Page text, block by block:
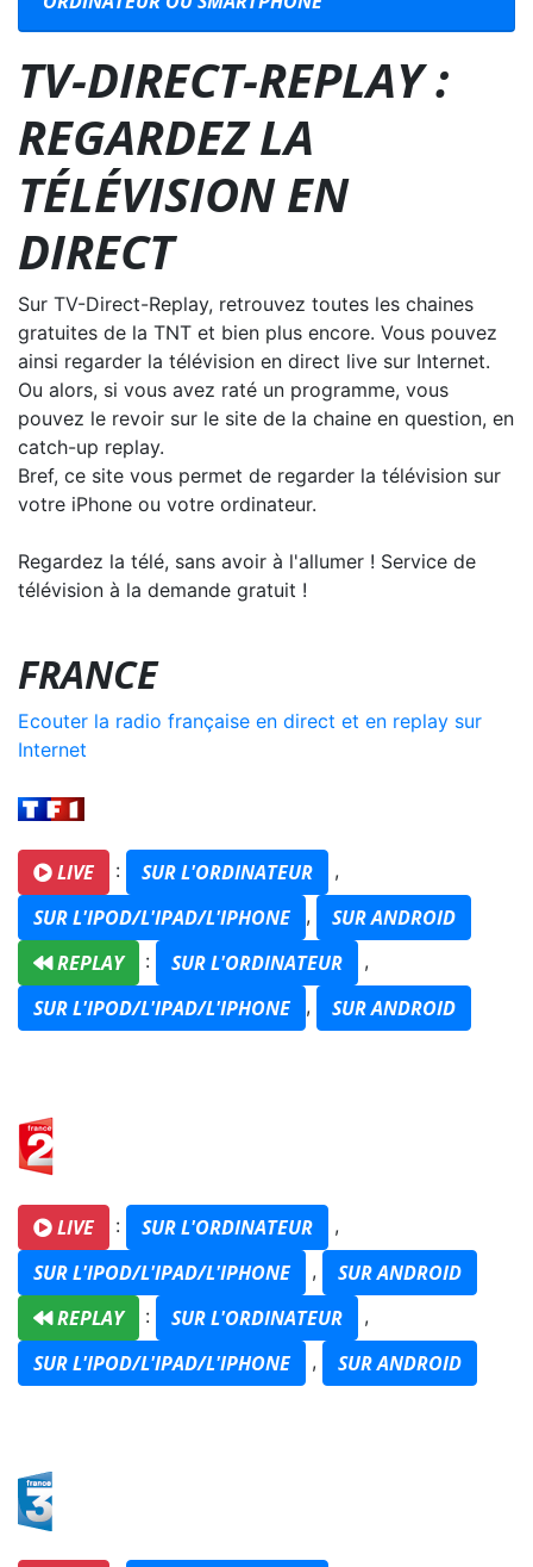
TV-DIRECT-REPLAY :
REGARDEZ LA
TÉLÉVISION EN
DIRECT
Sur TV-Direct-Replay, retrouvez toutes les chaines
gratuites de la TNT et bien plus encore. Vous pouvez
ainsi regarder la télévision en direct live sur Internet.
Ou alors, si vous avez raté un programme, vous
pouvez le revoir sur le site de la chaine en question, en
catch-up replay.
Bref, ce site vous permet de regarder la télévision sur
votre iPhone ou votre ordinateur.
Regardez la télé, sans avoir à l'allumer ! Service de
télévision à la demande gratuit !
FRANCE
Ecouter la radio française en direct et en replay sur
Internet
LIVE : SUR L'ORDINATEUR ,
SUR L'IPOD/L'IPAD/L'IPHONE ,
SUR ANDROID
REPLAY
: SUR L'ORDINATEUR ,
SUR L'IPOD/L'IPAD/L'IPHONE , SUR ANDROID
LIVE : SUR L'ORDINATEUR ,
SUR L'IPOD/L'IPAD/L'IPHONE ,
SUR ANDROID
REPLAY
: SUR L'ORDINATEUR ,
SUR L'IPOD/L'IPAD/L'IPHONE , SUR ANDROID